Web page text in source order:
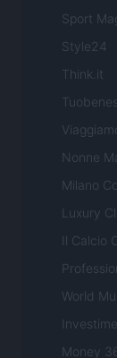
Sport
Style24
Think.it
Nonne
Milano
Luxury
Il Calcio
World
Money